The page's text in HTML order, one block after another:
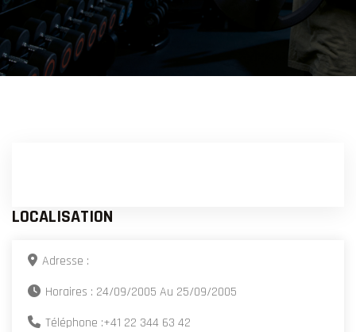
LOCALISATION
Adresse :
Horaires : 24/09/2005 Au 25/09/2005
Téléphone :+41 22 344 63 42